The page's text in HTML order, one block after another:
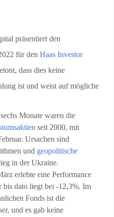
präsentiert den
für den Haas Investor
dass dies keine
ist und weist auf mögliche
Monate waren die
seit 2000, mit
Ursachen sind
und geopolitische
in der Ukraine.
erlebte eine Performance
bis dato liegt bei -12,3%. Im
Fonds ist die
und es gab keine